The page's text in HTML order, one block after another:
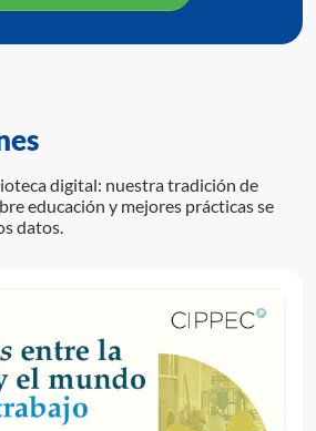
digital: nuestra tradición de
educación y mejores prácticas se
datos.